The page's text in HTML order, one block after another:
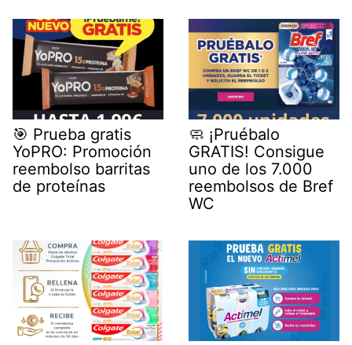
🎯 Prueba gratis
YoPRO: Promoción
reembolso barritas
de proteínas
🧼 ¡Pruébalo
GRATIS! Consigue
uno de los 7.000
reembolsos de Bref
WC